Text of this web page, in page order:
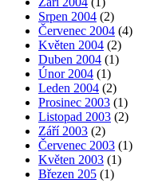
Srpen 2004 (2)
Červenec 2004 (4)
Květen 2004 (2)
Duben 2004 (1)
Únor 2004 (1)
Leden 2004 (2)
Prosinec 2003 (1)
Listopad 2003 (2)
Září 2003 (2)
Červenec 2003 (1)
Květen 2003 (1)
Březen 205 (1)